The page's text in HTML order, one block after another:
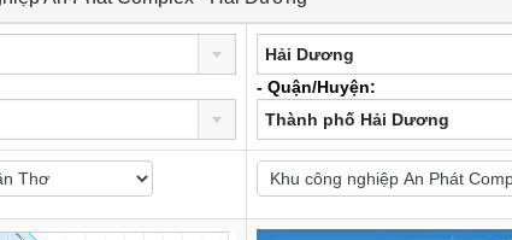
Hải Dương
- Quận/Huyện:
Thành phố Hải Dương